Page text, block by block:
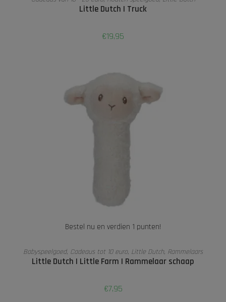
Little Dutch I Truck
€19,95
Bestel nu en verdien 1 punten!
TOEVOEGEN AAN WINKELWAGEN
Babyspeelgoed, Cadeaus tot 10 euro, Little Dutch, Rammelaars
Little Dutch I Little Farm I Rammelaar schaap
€7,95